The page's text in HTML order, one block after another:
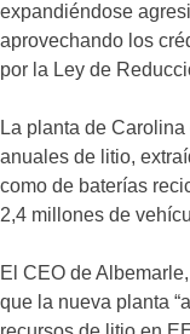
expandiéndose
aprovechando los
por la Ley de
La planta de
anuales de litio,
como de baterías
2,4 millones de
El CEO de
que la nueva planta